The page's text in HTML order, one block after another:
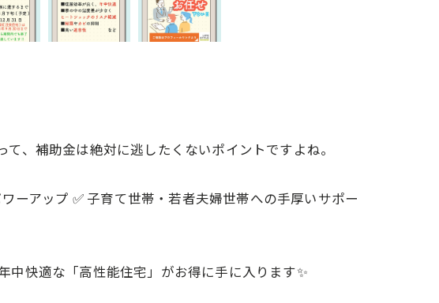
、補助金は絶対に逃したくないポイントですよね。
ーアップ ✅ 子育て世帯・若者夫婦世帯への手厚いサポー
快適な「高性能住宅」がお得に手に入ります✨